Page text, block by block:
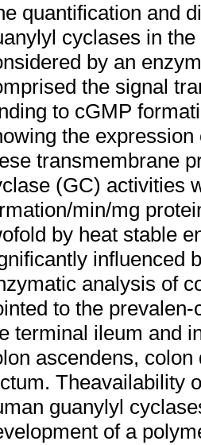
quantification and
cyclases in
by an
the signal
to cGMP
the
transmembrane
(GC) activities
min/mg
by heat stable
influenced
analysis of
to the
terminal ileum and
ascendens,
Theavailability
guanylyl
of a